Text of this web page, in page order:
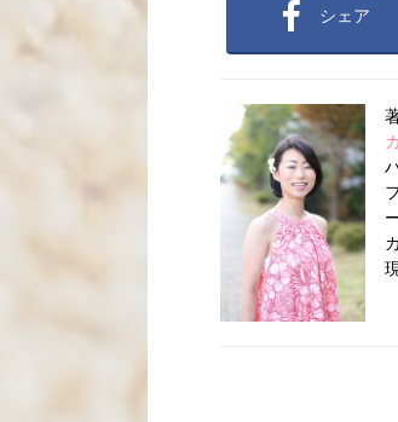
シェア